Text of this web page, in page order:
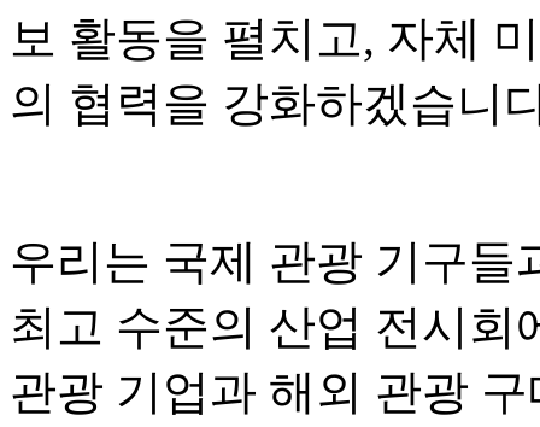
보 활동을 펼치고, 자체
의 협력을 강화하겠습니
우리는 국제 관광 기구들
최고 수준의 산업 전시회
관광 기업과 해외 관광